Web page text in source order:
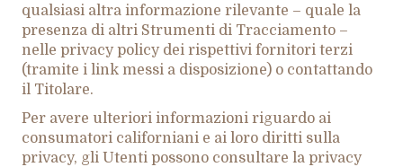
qualsiasi altra informazione rilevante – quale la
presenza di altri Strumenti di Tracciamento –
nelle privacy policy dei rispettivi fornitori terzi
(tramite i link messi a disposizione) o contattando
il Titolare.
Per avere ulteriori informazioni riguardo ai
consumatori californiani e ai loro diritti sulla
privacy, gli Utenti possono consultare la privacy